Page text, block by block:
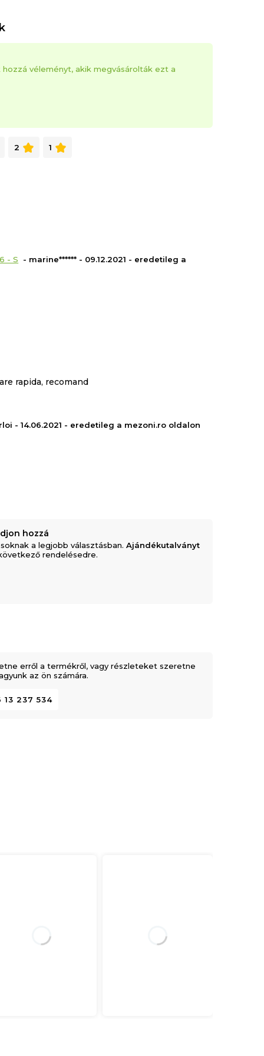
hozzá véleményt, akik megvásárolták ezt a
2 1
- S - marine****** - 09.12.2021 - eredetileg a
rapida, recomand
- 14.06.2021 - eredetileg a mezoni.ro oldalon
hozzá
a legjobb választásban.Ajándékutalványt
rendelésedre.
erről a termékről, vagy részleteket szeretne
az ön számára.
13 237 534